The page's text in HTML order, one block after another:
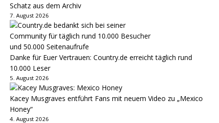
Schatz aus dem Archiv
7. August 2026
Danke für Euer Vertrauen: Country.de erreicht täglich rund
10.000 Leser
5. August 2026
Kacey Musgraves entführt Fans mit neuem Video zu „Mexico
Honey“
4. August 2026